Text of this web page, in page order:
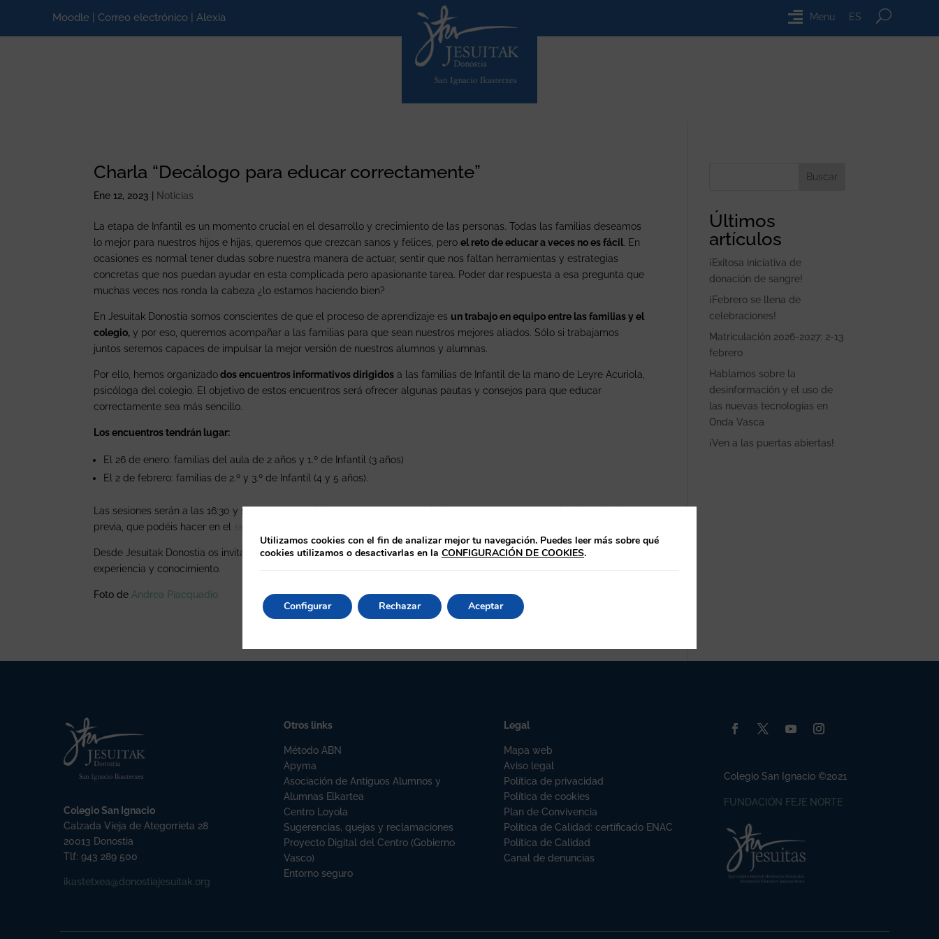
Moodle Correo electrónico Alexia Menu ES
Charla “Decálogo para educar correctamente”
Ene 12, 2023 Noticias
La etapa de Infantil es un momento crucial en el desarrollo y crecimiento de las personas. Todas las familias deseamos
lo mejor para nuestros hijos e hijas, queremos que crezcan sanos y felices, peroel reto de educar a veces no es fácil . En
ocasiones es normal tener dudas sobre nuestra manera de actuar, sentir que nos faltan herramientas y estrategias
concretas que nos puedan ayudar en esta complicada pero apasionante tarea. Poder dar respuesta a esa pregunta que
muchas veces nos ronda la cabeza ¿lo estamos haciendo bien?
En Jesuitak Donostia somos conscientes de que el proceso de aprendizaje es un trabajo en equipo entre las familias y el
colegio, y por eso, queremos acompañar a las familias para que sean nuestros mejores aliados. Sólo si trabajamos
juntos seremos capaces de impulsar la mejor versión de nuestros alumnos y alumnas.
Por ello, hemos organizadodos encuentros informativos dirigidos a las familias de Infantil de la mano de Leyre Acuriola,
psicóloga del colegio. El objetivo de estos encuentros será ofrecer algunas pautas y consejos para que educar
correctamente sea más sencillo.
Los encuentros tendrán lugar:
El 26 de enero: familias del aula de 2 años y 1.º de Infantil (3 años)
El 2 de febrero: familias de 2.º y 3.º de Infantil (4 y 5 años).
Las sesiones serán a las 16:30 y se ofrecerá servicio de guardería. Para asistir a las charlas es necesaria la inscripción
previa, que podéis hacer en el siguiente enlace
Desde Jesuitak Donostia os invitamos a aprovechar esta oportunidad de poder escuchar a Leyre y aprender de su
experiencia y conocimiento.
Foto de Andrea Piacquadio
Buscar
Últimos
artículos
¡Exitosa iniciativa de
donación de sangre!
¡Febrero se llena de
celebraciones!
Matriculación 2026-2027: 2-13
febrero
Hablamos sobre la
desinformación y el uso de
las nuevas tecnologías en
Onda Vasca
¡Ven a las puertas abiertas!
Colegio San Ignacio
Calzada Vieja de Ategorrieta 28
20013 Donostia
Tlf: 943 289 500
ikastetxea@donostiajesuitak.org
Otros links
Método ABN
Apyma
Asociación de Antiguos Alumnos y
Alumnas Elkartea
Centro Loyola
Sugerencias, quejas y reclamaciones
Proyecto Digital del Centro (Gobierno
Vasco)
Entorno seguro
Legal
Mapa web
Aviso legal
Política de privacidad
Política de cookies
Plan de Convivencia
Politica de Calidad: certificado ENAC
Política de Calidad
Canal de denuncias
Colegio San Ignacio ©2021
FUNDACIÓN FEJE NORTE
Utilizamos cookies con el fin de analizar mejor tu navegación. Puedes leer más sobre qué
cookies utilizamos o desactivarlas en la CONFIGURACIÓN DE COOKIES.
Aceptar
Rechazar
Configurar